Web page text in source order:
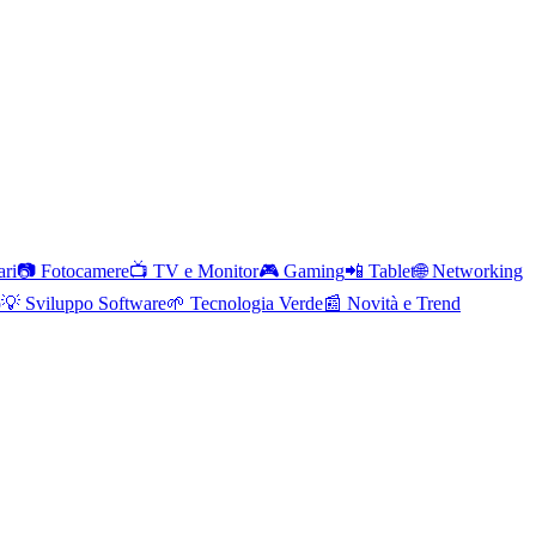
📷 Fotocamere📺 TV e Monitor🎮 Gaming📲 Tablet🌐 Networking
💡 Sviluppo Software🌱 Tecnologia Verde📰 Novità e Trend